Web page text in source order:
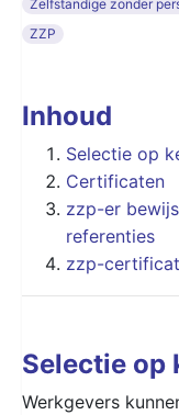
Zelfstandige zonder
ZZP
Inhoud
Selectie op
Certificaten
zzp-er
referenties
zzp-
Selectie op
Werkgevers